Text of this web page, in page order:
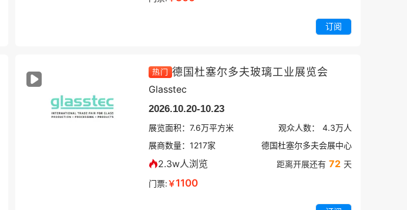
订阅
热门 德国杜塞尔多夫玻璃工业展览会
Glasstec
2026.10.20-10.23
展览面积： 7.6万平方米 观众人数： 4.3万人
展商数量： 1217家 德国杜塞尔多夫会展中心
2.3w人浏览 距离开展还有 72 天
门票:￥1100